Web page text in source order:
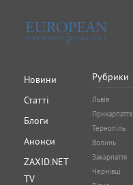
Новини
Статті
Блоги
Анонси
ZAXID.NET
TV
Рубрики
Львів
Прикарпаття
Тернопіль
Волинь
Закарпаття
Чернівці